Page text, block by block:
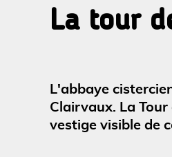
La tour
L'abbaye
Clairvaux. La
vestige visible de